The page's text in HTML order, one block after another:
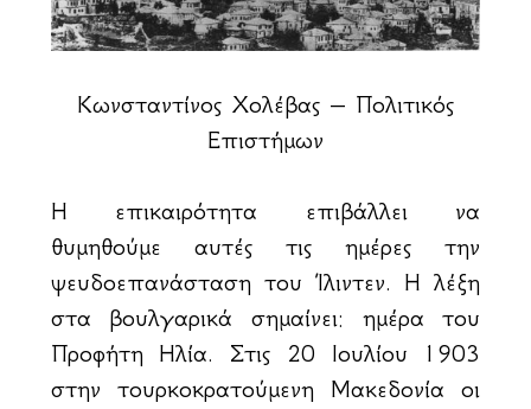
Κωνσταντίνος Χολέβας – Πολιτικός
Επιστήμων
Η επικαιρότητα επιβάλλει να
θυμηθούμε αυτές τις ημέρες την
ψευδοεπανάσταση του Ίλιντεν. Η λέξη
στα βουλγαρικά σημαίνει: ημέρα του
Προφήτη Ηλία. Στις 20 Ιουλίου 1903
στην τουρκοκρατούμενη Μακεδονία οι